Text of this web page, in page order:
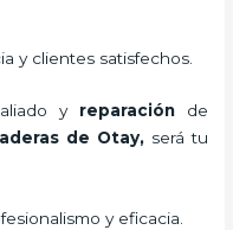
y clientes satisfechos.
y reparación de
de Otay, será tu
y eficacia.